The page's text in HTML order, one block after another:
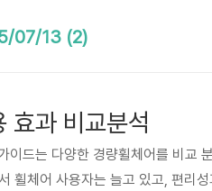
07/13 (2)
효과 비교분석
드는 다양한 경량휠체어를 비교
휠체어 사용자는 늘고 있고, 편리